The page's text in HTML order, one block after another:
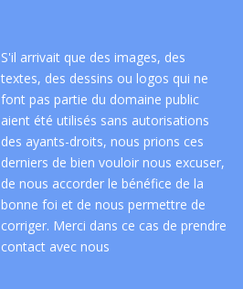
S'il arrivait que des images, des
textes, des dessins ou logos qui ne
font pas partie du domaine public
aient été utilisés sans autorisations
des ayants-droits, nous prions ces
derniers de bien vouloir nous excuser,
de nous accorder le bénéfice de la
bonne foi et de nous permettre de
corriger. Merci dans ce cas de prendre
contact avec nous